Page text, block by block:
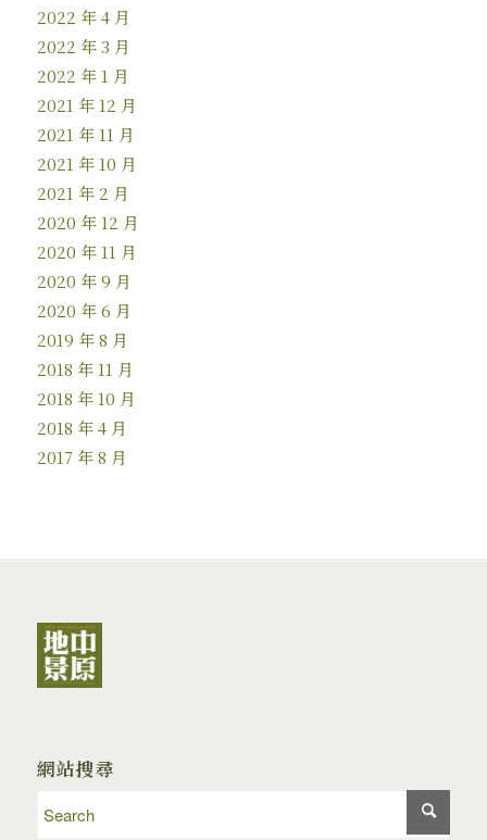
2022 年 4 月
2022 年 3 月
2022 年 1 月
2021 年 12 月
2021 年 11 月
2021 年 10 月
2021 年 2 月
2020 年 12 月
2020 年 11 月
2020 年 9 月
2020 年 6 月
2019 年 8 月
2018 年 11 月
2018 年 10 月
2018 年 4 月
2017 年 8 月
網站搜尋